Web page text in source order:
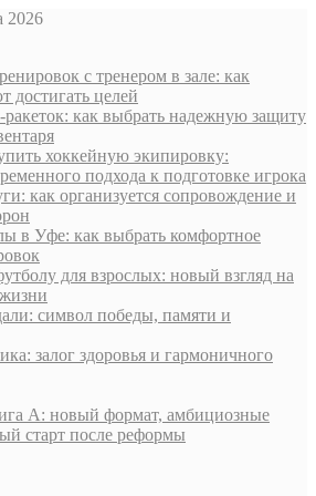
2026
с тренером в зале: как
достигать целей
как выбрать надежную защиту
хоккейную экипировку:
подхода к подготовке игрока
как организуется сопровождение и
в Уфе: как выбрать комфортное
для взрослых: новый взгляд на
символ победы, памяти и
залог здоровья и гармоничного
А: новый формат, амбициозные
старт после реформы